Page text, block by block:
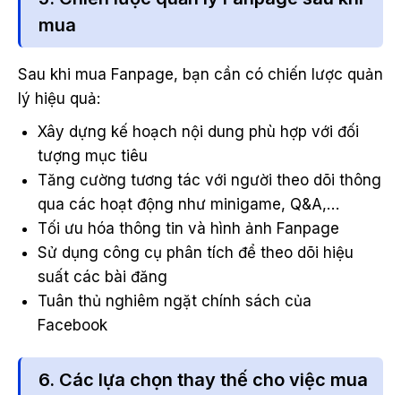
mua
Sau khi mua Fanpage, bạn cần có chiến lược quản
lý hiệu quả:
Xây dựng kế hoạch nội dung phù hợp với đối
tượng mục tiêu
Tăng cường tương tác với người theo dõi thông
qua các hoạt động như minigame, Q&A,…
Tối ưu hóa thông tin và hình ảnh Fanpage
Sử dụng công cụ phân tích để theo dõi hiệu
suất các bài đăng
Tuân thủ nghiêm ngặt chính sách của
Facebook
6. Các lựa chọn thay thế cho việc mua